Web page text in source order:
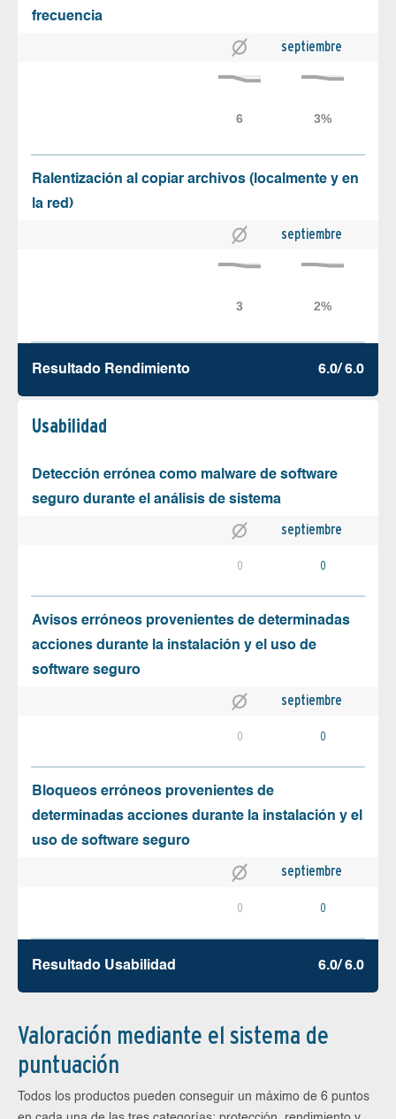
frecuencia
septiembre
Ralentización al copiar archivos (localmente y en
la red)
septiembre
Resultado Rendimiento 6.0/ 6.0
Usabilidad
Detección errónea como malware de software
seguro durante el análisis de sistema
septiembre
0 0
Avisos erróneos provenientes de determinadas
acciones durante la instalación y el uso de
software seguro
septiembre
0 0
Bloqueos erróneos provenientes de
determinadas acciones durante la instalación y el
uso de software seguro
septiembre
0 0
Resultado Usabilidad 6.0/ 6.0
Valoración mediante el sistema de
puntuación
Todos los productos pueden conseguir un máximo de 6 puntos